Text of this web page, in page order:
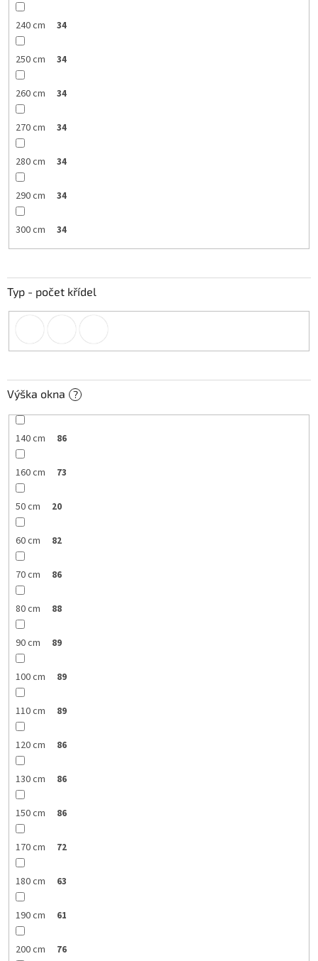
240 cm 34
250 cm 34
260 cm 34
270 cm 34
280 cm 34
290 cm 34
300 cm 34
Typ - počet křídel
Výška okna ?
140 cm 86
160 cm 73
50 cm 20
60 cm 82
70 cm 86
80 cm 88
90 cm 89
100 cm 89
110 cm 89
120 cm 86
130 cm 86
150 cm 86
170 cm 72
180 cm 63
190 cm 61
200 cm 76